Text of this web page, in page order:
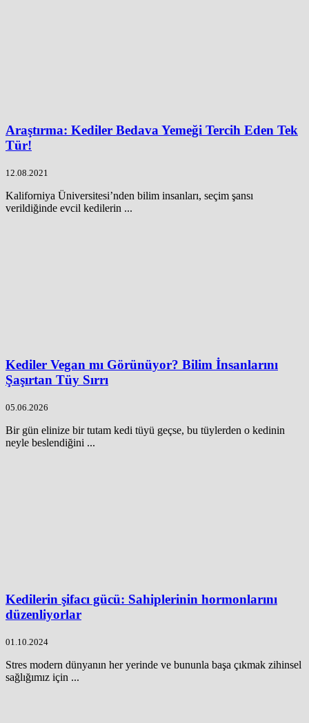
Araştırma: Kediler Bedava Yemeği Tercih Eden Tek
Tür!
12.08.2021
Kaliforniya Üniversitesi’nden bilim insanları, seçim şansı
verildiğinde evcil kedilerin ...
Kediler Vegan mı Görünüyor? Bilim İnsanlarını
Şaşırtan Tüy Sırrı
05.06.2026
Bir gün elinize bir tutam kedi tüyü geçse, bu tüylerden o kedinin
neyle beslendiğini ...
Kedilerin şifacı gücü: Sahiplerinin hormonlarını
düzenliyorlar
01.10.2024
Stres modern dünyanın her yerinde ve bununla başa çıkmak zihinsel
sağlığımız için ...